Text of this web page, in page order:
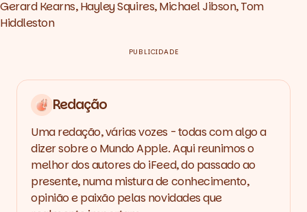
Gerard Kearns, Hayley Squires, Michael Jibson, Tom
Hiddleston
PUBLICIDADE
Redação
Uma redação, várias vozes - todas com algo a
dizer sobre o Mundo Apple. Aqui reunimos o
melhor dos autores do iFeed, do passado ao
presente, numa mistura de conhecimento,
opinião e paixão pelas novidades que